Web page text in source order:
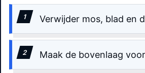
Verwijder mos, blad en
Maak de bovenlaag